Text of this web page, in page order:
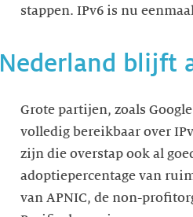
stappen. IPv6 is nu
Nederland blijft
Grote partijen, zoals
volledig bereikbaar over
zijn die overstap ook al
adoptiepercentage van
van APNIC, de non-